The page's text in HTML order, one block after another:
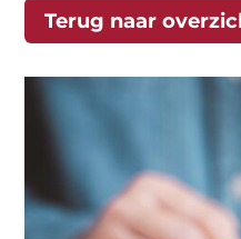
Terug naar